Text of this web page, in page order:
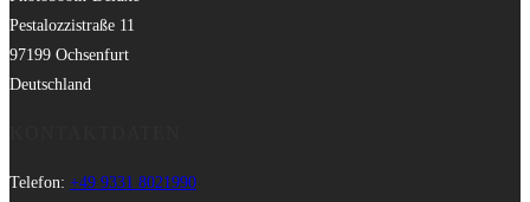
Pestalozzistraße 11
97199 Ochsenfurt
Deutschland
Telefon: +49 9331 8021990